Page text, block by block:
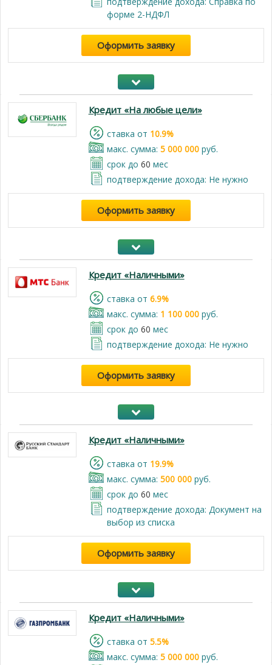
форме 2-НДФЛ
Оформить заявку
Кредит «На любые цели»
cтавка от 10.9%
макс. сумма: 5 000 000руб.
срок до 60 мес
подтверждение дохода: Не нужно
Оформить заявку
Кредит «Наличными»
cтавка от 6.9%
макс. сумма: 1 100 000руб.
срок до 60 мес
подтверждение дохода: Не нужно
Оформить заявку
Кредит «Наличными»
cтавка от 19.9%
макс. сумма: 500 000руб.
срок до 60 мес
подтверждение дохода: Документ на
выбор из списка
Оформить заявку
Кредит «Наличными»
cтавка от 5.5%
макс. сумма: 5 000 000руб.